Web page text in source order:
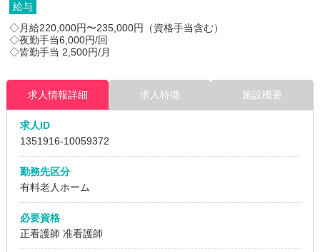
給与
◇月給220,000円〜235,000円（資格手当含む）
◇夜勤手当6,000円/回
◇皆勤手当 2,500円/月
求人情報詳細 求人特徴 施設概要
求人ID
1351916-10059372
勤務先区分
有料老人ホーム
必要資格
正看護師 准看護師